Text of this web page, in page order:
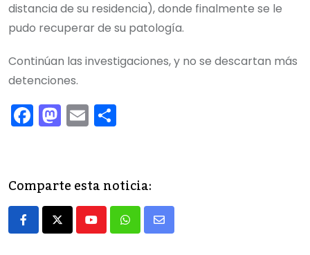
distancia de su residencia), donde finalmente se le
pudo recuperar de su patología.
Continúan las investigaciones, y no se descartan más
detenciones.
F
a
e
b
o
M
a
o
d
o
E
m
l p
ar
tir
Comparte esta noticia:
YoutubeWhatsapp
Share